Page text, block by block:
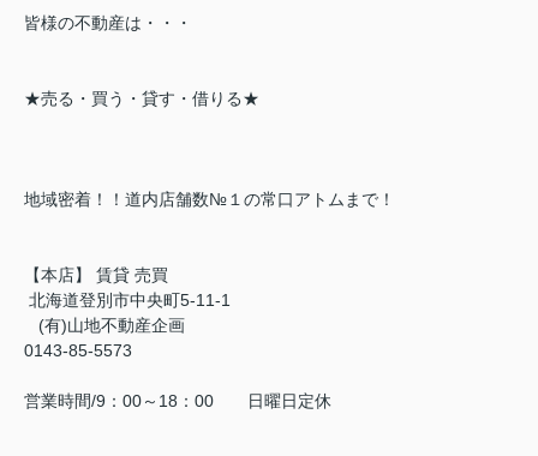
皆様の不動産は・・・
★売る・買う・貸す・借りる★
地域密着！！道内店舗数№１の常口アトムまで！
【本店】 賃貸 売買
北海道登別市中央町5-11-1
(有)山地不動産企画
0143-85-5573
営業時間/9：00～18：00 日曜日定休